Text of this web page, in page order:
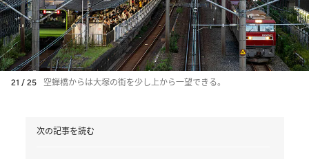
21 / 25 空蝉橋からは大塚の街を少し上から一望できる。
次の記事を読む